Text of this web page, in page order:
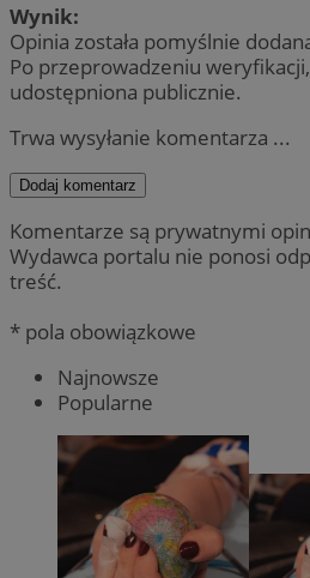
Wynik:
Opinia została pomyślnie
Po przeprowadzeniu
udostępniona publicznie.
Trwa wysyłanie komentarza ...
Dodaj komentarz
Komentarze są prywatnymi
Wydawca portalu nie ponosi
treść.
* pola obowiązkowe
Najnowsze
Popularne